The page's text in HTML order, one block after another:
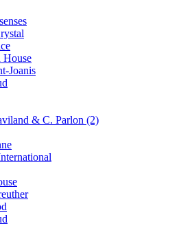
House
Joanis
& C. Parlon (2)